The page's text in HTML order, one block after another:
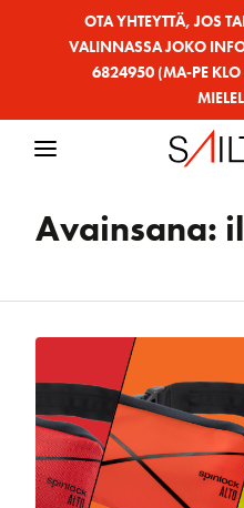
OTA YHTEYTTÄ, JOS
VALINNASSA JOKO
6824950 (MA-PE
Avainsana: